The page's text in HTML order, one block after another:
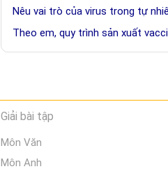
Nêu vai trò của virus trong tự
Theo em, quy trình sản xuất
Giải bài tập
Môn Văn
Môn Anh